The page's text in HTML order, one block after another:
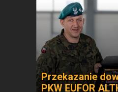
Przekazanie
PKW EUFOR